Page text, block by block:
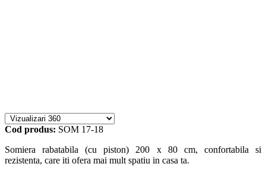
Cod produs: SOM 17-18
Somiera rabatabila (cu piston) 200 x 80 cm, confortabila si
rezistenta, care iti ofera mai mult spatiu in casa ta.